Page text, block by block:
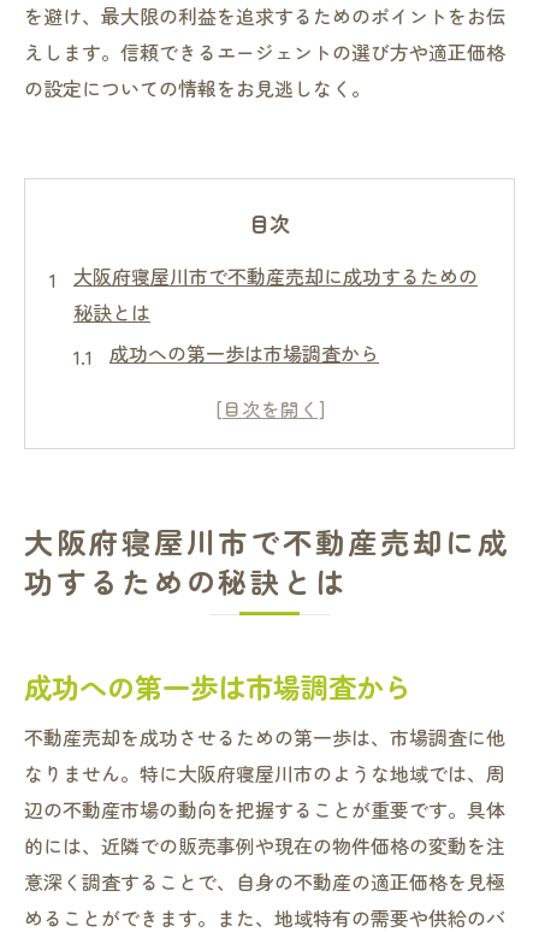
を避け、最大限の利益を追求するためのポイントをお伝
えします。信頼できるエージェントの選び方や適正価格
の設定についての情報をお見逃しなく。
目次
大阪府寝屋川市で不動産売却に成功するための
秘訣とは
成功への第一歩は市場調査から
売却計画を立てる上での重要な要素
柔軟な交渉術を身に付けよう
不動産売却を成功に導く大阪府寝屋川市の市場
2023年の最新市場トレンドを分析
競争優位に立つための市場動向予測
住宅需要のパターンを知る
不動産の価値を高める要因
周辺エリアとの比較分析
信頼できるエージェント選びが不動産売却の鍵
大阪府寝屋川市で不動産売却に成
功するための秘訣とは
成功への第一歩は市場調査から
不動産売却を成功させるための第一歩は、市場調査に他
なりません。特に大阪府寝屋川市のような地域では、周
辺の不動産市場の動向を把握することが重要です。具体
的には、近隣での販売事例や現在の物件価格の変動を注
意深く調査することで、自身の不動産の適正価格を見極
めることができます。また、地域特有の需要や供給のバ